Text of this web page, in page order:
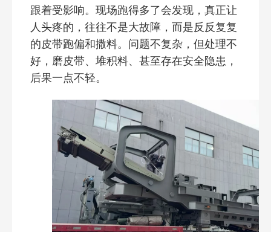
跟着受影响。现场跑得多了会发现，真正让
人头疼的，往往不是大故障，而是反反复复
的皮带跑偏和撒料。问题不复杂，但处理不
好，磨皮带、堆积料、甚至存在安全隐患，
后果一点不轻。